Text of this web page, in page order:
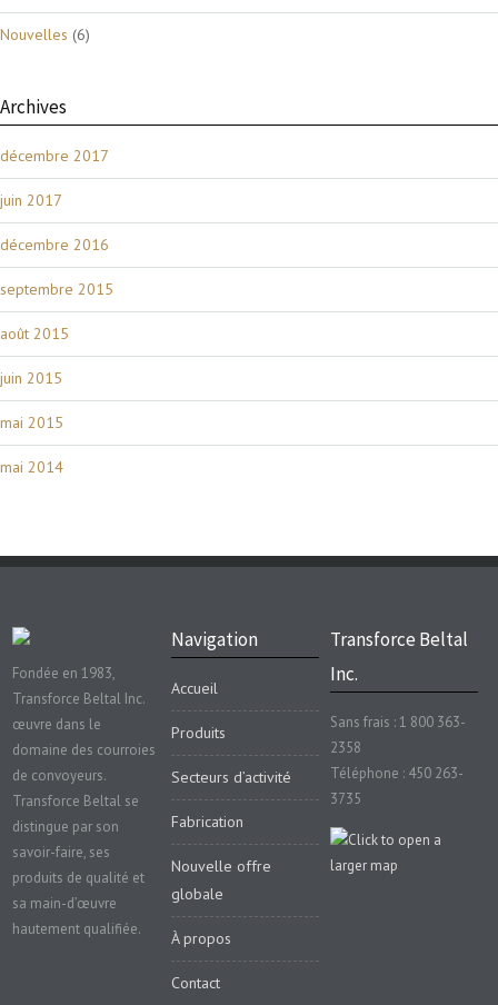
Nouvelles (6)
Archives
décembre 2017
juin 2017
décembre 2016
septembre 2015
août 2015
juin 2015
mai 2015
mai 2014
Fondée en 1983,
Transforce Beltal Inc.
œuvre dans le
domaine des courroies
de convoyeurs.
Transforce Beltal se
distingue par son
savoir-faire, ses
produits de qualité et
sa main-d’œuvre
hautement qualifiée.
Navigation
Accueil
Produits
Secteurs d’activité
Fabrication
Nouvelle offre
globale
À propos
Contact
Transforce Beltal
Inc.
Sans frais : 1 800 363-
2358
Téléphone : 450 263-
3735